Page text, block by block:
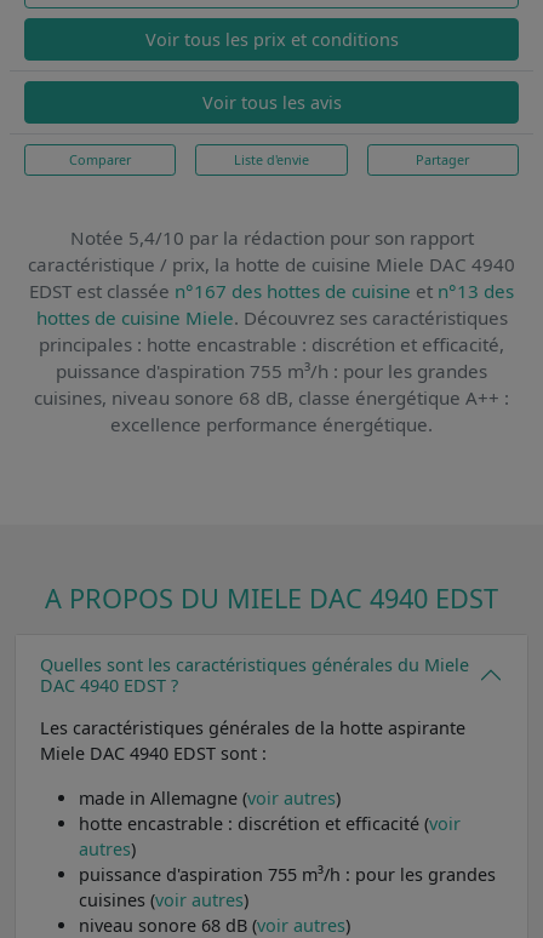
Voir tous les prix et conditions
Voir tous les avis
Comparer Liste d'envie Partager
Notée 5,4/10 par la rédaction pour son rapport
caractéristique / prix, la hotte de cuisine Miele DAC 4940
EDST est classée n°167 des hottes de cuisine et n°13 des
hottes de cuisine Miele. Découvrez ses caractéristiques
principales : hotte encastrable : discrétion et efficacité,
puissance d'aspiration 755 m³/h : pour les grandes
cuisines, niveau sonore 68 dB, classe énergétique A++ :
excellence performance énergétique.
A PROPOS DU MIELE DAC 4940 EDST
Quelles sont les caractéristiques générales du Miele
DAC 4940 EDST ?
Les caractéristiques générales de la hotte aspirante
Miele DAC 4940 EDST sont :
made in Allemagne (voir autres)
hotte encastrable : discrétion et efficacité (voir
autres)
puissance d'aspiration 755 m³/h : pour les grandes
cuisines (voir autres)
niveau sonore 68 dB (voir autres)